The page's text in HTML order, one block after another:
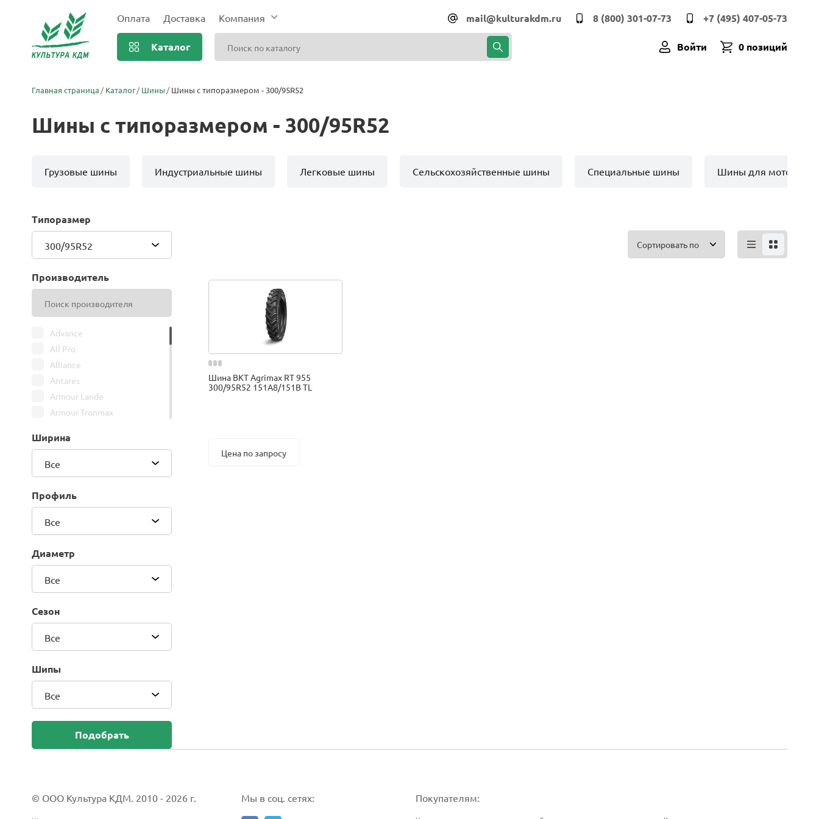
Оплата Доставка Компания +7 (495) 407-05-73
8 (800) 301-07-73
mail@kulturakdm.ru
Каталог 0 позиций
Войти
Главная страница Каталог Шины Шины с типоразмером - 300/95R52
Шины с типоразмером - 300/95R52
Грузовые шины Индустриальные шины Легковые шины Сельскохозяйственные шины Специальные шины Шины для мото
Типоразмер
300/95R52
Производитель
Advance
All Pro
Alliance
Antares
Armour Lande
Armour Tronmax
ATIRE
Bars
Belshina
BFGoodrich
BK Trailer
BKT
Camso (Solideal)
CEAT
Composit
Continental
Cordiant
CrossWind
Ширина
Все
Профиль
Все
Диаметр
Все
Сезон
Все
Шипы
Все
Подобрать
Сортировать по
Шина BKT Agrimax RT 955
300/95R52 151A8/151B TL
Цена по запросу
© ООО Культура КДМ. 2010 - 2026 г. Мы в соц. сетях: Покупателям: